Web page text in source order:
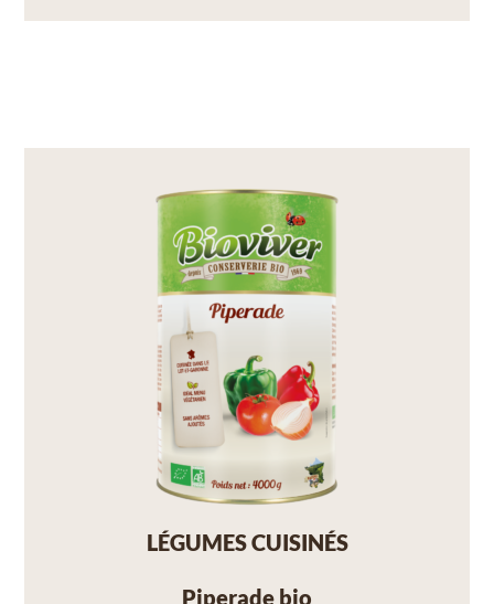
LÉGUMES CUISINÉS
Piperade bio